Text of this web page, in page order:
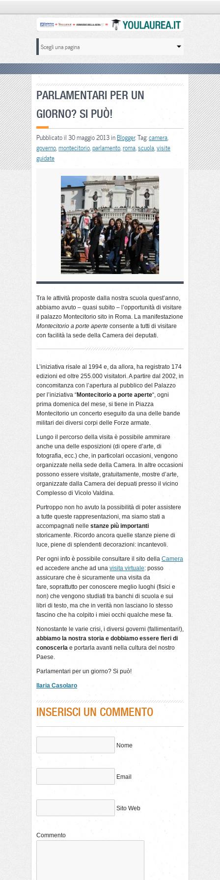
PARLAMENTARI PER UN
GIORNO? SI PUÒ!
Pubblicato il 30 maggio 2013 inBlogger. Tag:camera
governo montecitorio parlamento roma scuola visite
guidate
Tra le attività proposte dalla nostra scuola quest’anno,
abbiamo avuto – quasi subito – l’opportunità di visitare
il palazzo Montecitorio sito in Roma. La manifestazione
Montecitorio a porte aperte consente a tutti di visitare
con facilità la sede della Camera dei deputati.
L’iniziativa risale al 1994 e, da allora, ha registrato 174
edizioni ed oltre 255.000 visitatori. A partire dal 2002, in
concomitanza con l’apertura al pubblico del Palazzo
per l’iniziativa “Montecitorio a porte aperte“, ogni
prima domenica del mese, si tiene in Piazza
Montecitorio un concerto eseguito da una delle bande
militari dei diversi corpi delle Forze armate.
Lungo il percorso della visita è possibile ammirare
anche una delle esposizioni (di opere d’arte, di
fotografia, ecc.) che, in particolari occasioni, vengono
organizzate nella sede della Camera. In altre occasioni
possono essere visitate, gratuitamente, mostre d’arte,
organizzate dalla Camera dei depuati presso il vicino
Complesso di Vicolo Valdina.
Purtroppo non ho avuto la possibilità di poter assistere
a tutte queste rappresentazioni, ma siamo stati a
accompagnati nelle stanze più importanti
storicamente. Ricordo ancora quelle stanze piene di
luce, piene di splendenti decorazioni: incantevoli.
Per ogni info è possibile consultare il sito della Camera
ed accedere anche ad una visita virtuale: posso
assicurare che è sicuramente una visita da
fare, soprattutto per conoscere meglio luoghi (fisici e
non) che vengono studiati tra banchi di scuola e sui
libri di testo, ma che in verità non lasciano lo stesso
fascino che ha colpito i miei occhi qualche mese fa.
Nonostante le varie crisi, i diversi governi (fallimentari!),
abbiamo la nostra storia e dobbiamo essere fieri di
conoscerla e portarla avanti nella cultura del nostro
Paese.
Parlamentari per un giorno? Si può!
Ilaria Casolaro
INSERISCI UN COMMENTO
Nome
Email
Sito Web
Commento